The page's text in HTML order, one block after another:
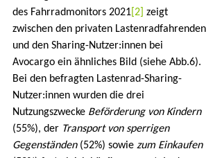
des Fahrradmonitors 2021 [2] zeigt
zwischen den privaten Lastenradfahrenden
und den Sharing-Nutzer:innen bei
Avocargo ein ähnliches Bild (siehe Abb.6).
Bei den befragten Lastenrad-Sharing-
Nutzer:innen wurden die drei
Nutzungszwecke Beförderung von Kindern
(55%), der Transport von sperrigen
Gegenständen (52%) sowie zum Einkaufen